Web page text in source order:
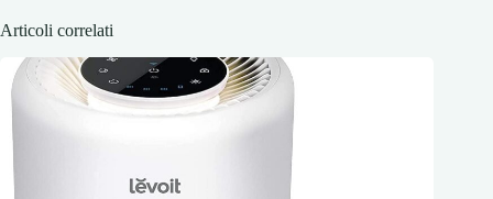
Articoli correlati